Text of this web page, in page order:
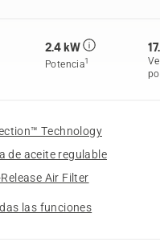
2.4 kW
Potencia1
Technology
de aceite regulable
Air Filter
las funciones